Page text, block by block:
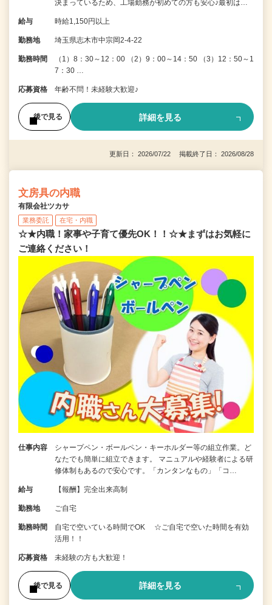
決まっているため、工場勤務が初めての方も安心♪最初は…
給与 時給1,150円以上
勤務地 埼玉県志木市中宗岡2-4-22
勤務時間
（1）8：30～12：00 （2）9：00～14：50 （3）12：50～1
7：30 …
応募資格 年齢不問！未経験大歓迎♪
後で見る 詳細を見る
更新日： 2026/07/22 掲載終了日： 2026/08/28
文房具の内職
有限会社ツカサ
業務委託 在宅・内職
☆★内職！家事や子育て優先OK！！☆★まずはお気軽に
ご連絡ください！
仕事内容
シャープペン・ボールペン・キーホルダー等の組立作業。ど
なたでも簡単に組立できます。 マニュアルや経験者による研
修体制もあるので安心です。「カンタンなもの」「コ…
給与 【報酬】完全出来高制
勤務地 ご自宅
勤務時間
自宅で空いている時間でOK ☆ご自宅で空いた時間を有効
活用！！
応募資格 未経験の方も大歓迎！
後で見る 詳細を見る